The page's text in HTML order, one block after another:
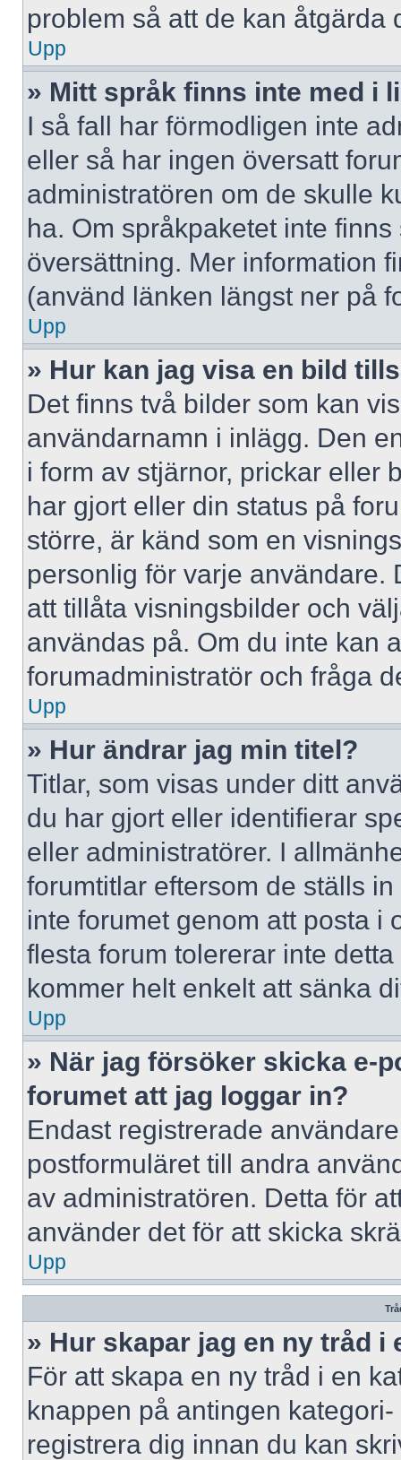
problem så att de kan åtgärda
Upp
» Mitt språk finns inte med i
I så fall har förmodligen inte
eller så har ingen översatt
administratören om de skulle
ha. Om språkpaketet inte
översättning. Mer information
(använd länken längst ner på
Upp
» Hur kan jag visa en bild
Det finns två bilder som kan
användarnamn i inlägg. Den
i form av stjärnor, prickar eller
har gjort eller din status på
större, är känd som en
personlig för varje användare.
att tillåta visningsbilder och
användas på. Om du inte kan
forumadministratör och fråga
Upp
» Hur ändrar jag min titel?
Titlar, som visas under ditt
du har gjort eller identifierar
eller administratörer. I
forumtitlar eftersom de ställs
inte forumet genom att posta i
flesta forum tolererar inte
kommer helt enkelt att sänka
Upp
» När jag försöker skicka e-
forumet att jag loggar in?
Endast registrerade
postformuläret till andra
av administratören. Detta för
använder det för att skicka
Upp
» Hur skapar jag en ny tråd i
För att skapa en ny tråd i en
knappen på antingen
registrera dig innan du kan